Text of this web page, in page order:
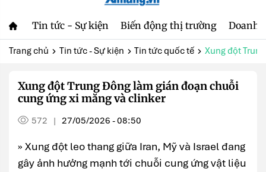
Tin tức - Sự kiện Biến động thị trường Doanh
Trang chủ Tin tức - Sự kiện Tin tức quốc tế Xung đột
Xung đột Trung Đông làm gián đoạn chuỗi
cung ứng xi măng và clinker
572 | 27/05/2026 - 08:50
» Xung đột leo thang giữa Iran, Mỹ và Israel đang
gây ảnh hưởng mạnh tới chuỗi cung ứng vật liệu